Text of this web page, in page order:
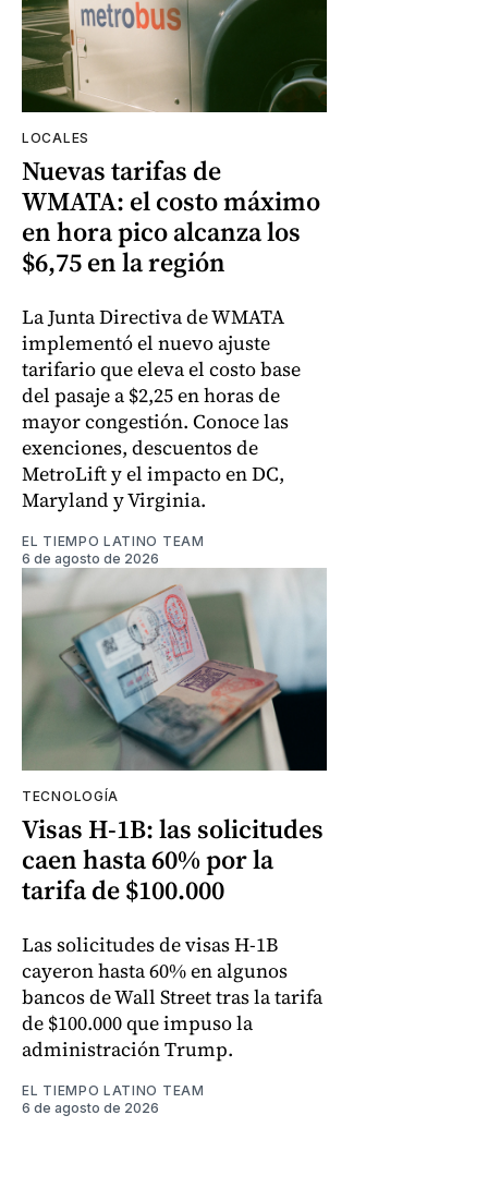
LOCALES
Nuevas tarifas de
WMATA: el costo máximo
en hora pico alcanza los
$6,75 en la región
La Junta Directiva de WMATA
implementó el nuevo ajuste
tarifario que eleva el costo base
del pasaje a $2,25 en horas de
mayor congestión. Conoce las
exenciones, descuentos de
MetroLift y el impacto en DC,
Maryland y Virginia.
EL TIEMPO LATINO TEAM
6 de agosto de 2026
TECNOLOGÍA
Visas H-1B: las solicitudes
caen hasta 60% por la
tarifa de $100.000
Las solicitudes de visas H-1B
cayeron hasta 60% en algunos
bancos de Wall Street tras la tarifa
de $100.000 que impuso la
administración Trump.
EL TIEMPO LATINO TEAM
6 de agosto de 2026